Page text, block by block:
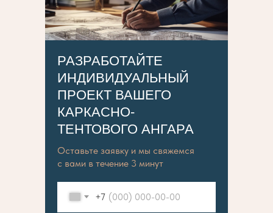
РАЗРАБОТАЙТЕ
ИНДИВИДУАЛЬНЫЙ
ПРОЕКТ ВАШЕГО
КАРКАСНО-
ТЕНТОВОГО АНГАРА
Оставьте заявку и мы свяжемся
с вами в течение 3 минут
+7